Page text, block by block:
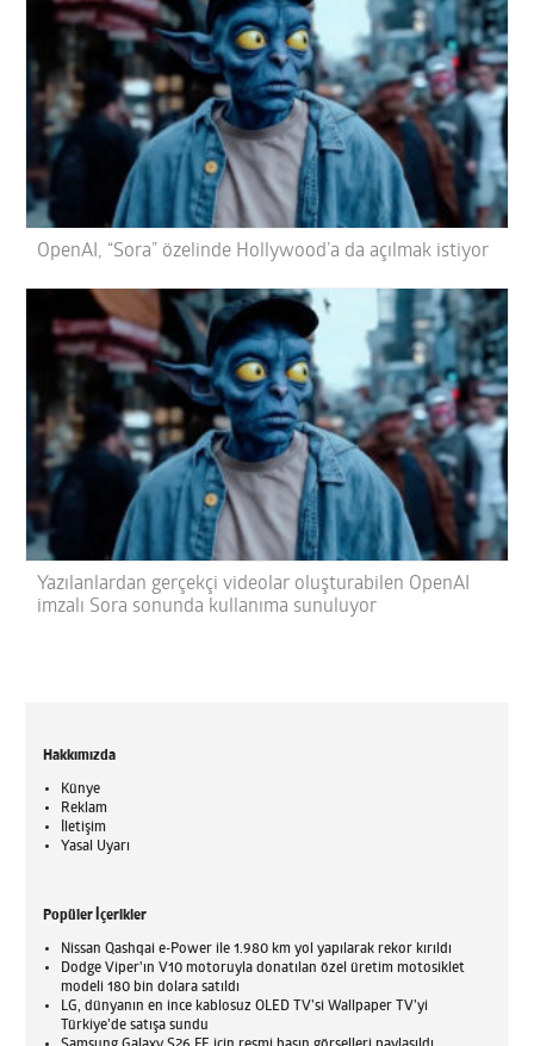
OpenAI, “Sora” özelinde Hollywood’a da açılmak istiyor
Yazılanlardan gerçekçi videolar oluşturabilen OpenAI
imzalı Sora sonunda kullanıma sunuluyor
Hakkımızda
Künye
Reklam
İletişim
Yasal Uyarı
Popüler İçerikler
Nissan Qashqai e-Power ile 1.980 km yol yapılarak rekor kırıldı
Dodge Viper'ın V10 motoruyla donatılan özel üretim motosiklet
modeli 180 bin dolara satıldı
LG, dünyanın en ince kablosuz OLED TV’si Wallpaper TV’yi
Türkiye’de satışa sundu